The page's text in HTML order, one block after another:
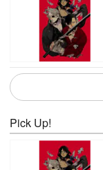
Pick Up!